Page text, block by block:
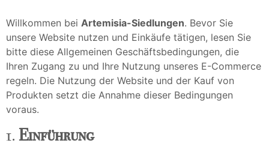
Willkommen bei Artemisia-Siedlungen. Bevor Sie
unsere Website nutzen und Einkäufe tätigen, lesen Sie
bitte diese Allgemeinen Geschäftsbedingungen, die
Ihren Zugang zu und Ihre Nutzung unseres E-Commerce
regeln. Die Nutzung der Website und der Kauf von
Produkten setzt die Annahme dieser Bedingungen
voraus.
1. Einführung